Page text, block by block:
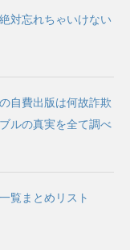
対忘れちゃいけない
自費出版は何故詐欺
ルの真実を全て調べ
覧まとめリスト